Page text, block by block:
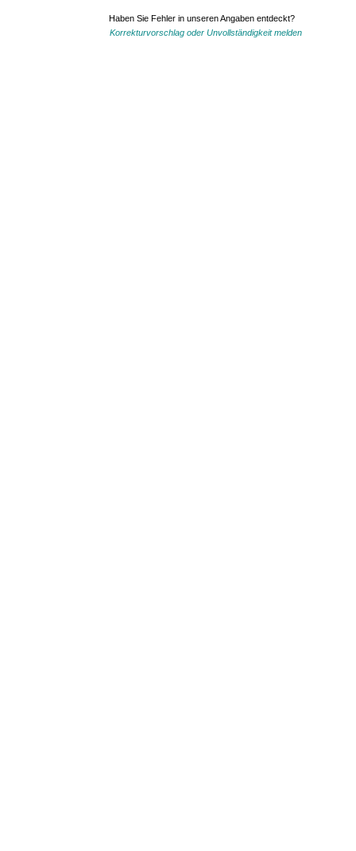
Haben Sie Fehler in unseren Angaben entdeckt?
Korrekturvorschlag oder Unvollständigkeit melden